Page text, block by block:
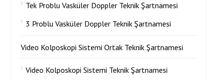
Tek Problu Vasküler Doppler Teknik Şartnamesi
3 Problu Vasküler Doppler Teknik Şartnamesi
Video Kolposkopi Sistemi Ortak Teknik Şartnamesi
Video Kolposkopi Sistemi Teknik Şartnamesi